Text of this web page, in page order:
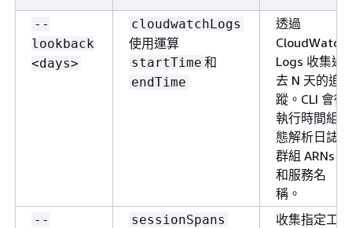
--
lookback
<days>
cloudwatchLogs
使用運算
startTime 和
endTime
透過
CloudWatch
Logs 收集過
去 N 天的追
蹤。CLI 會從
執行時間組
態解析日誌
群組 ARNs
和服務名
稱。
--
sessionSpans
收集指定工